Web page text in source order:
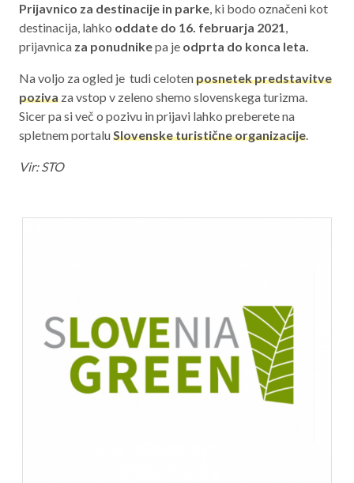
STIK
RAZPISI
Prijavnico za destinacije in parke, ki bodo označeni kot
destinacija, lahko oddate do 16. februarja 2021,
prijavnica za ponudnikepa je odprta do konca leta.
Na voljo za ogled je tudi celotenposnetek predstavitve
poziva za vstop v zeleno shemo slovenskega turizma.
Sicer pa si več o pozivu in prijavi lahko preberete na
spletnem portaluSlovenske turistične organizacije.
Vir: STO